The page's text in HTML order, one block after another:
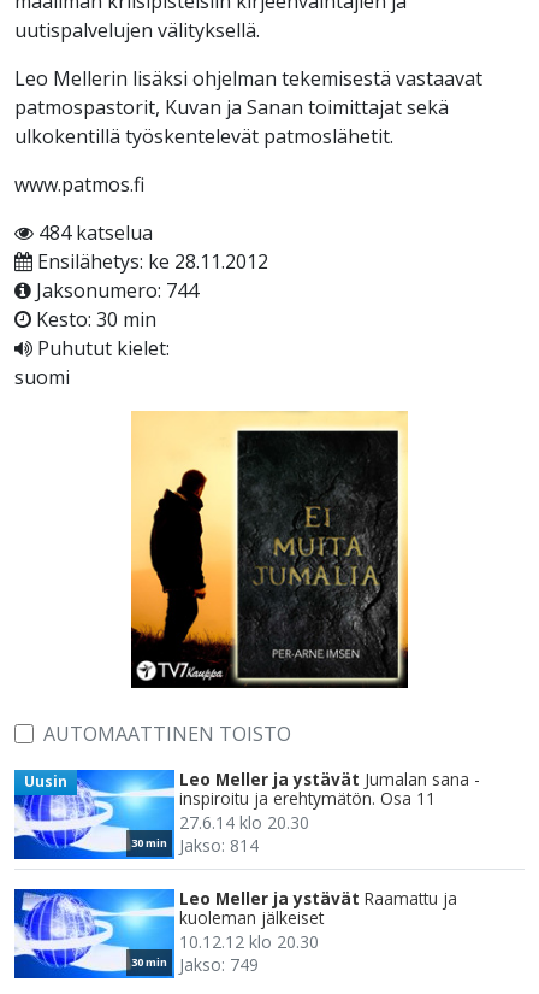
uutispalvelujen välityksellä.
Leo Mellerin lisäksi ohjelman tekemisestä vastaavat
patmospastorit, Kuvan ja Sanan toimittajat sekä
ulkokentillä työskentelevät patmoslähetit.
www.patmos.fi
484 katselua
Ensilähetys: ke 28.11.2012
Jaksonumero: 744
Kesto: 30 min
Puhutut kielet:
suomi
AUTOMAATTINEN TOISTO
30 min
Uusin Leo Meller ja ystävät Jumalan sana -
inspiroitu ja erehtymätön. Osa 11
27.6.14 klo 20.30
Jakso: 814
30 min
Leo Meller ja ystävät Raamattu ja
kuoleman jälkeiset
10.12.12 klo 20.30
Jakso: 749